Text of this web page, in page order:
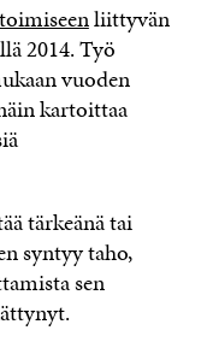
liittyvän
2014. Työ
vuoden
kartoittaa
tärkeänä tai
syntyy taho,
sen